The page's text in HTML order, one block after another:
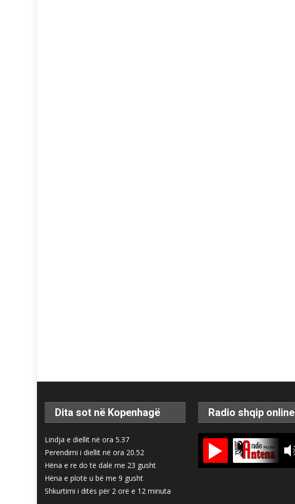
Dita sot në Kopenhagë
Lindja e diellit në ora 5.37
Perendimi i diellit në ora 20.52
Hëna e re do të dalë me 23 gusht
Hëna e plotë u bë me 9 gusht
Shkurtimi i ditës për 2 orë e 12 minuta
Radio shqip online